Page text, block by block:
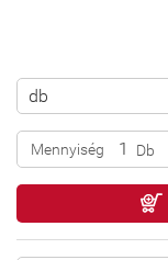
Mennyiség Db